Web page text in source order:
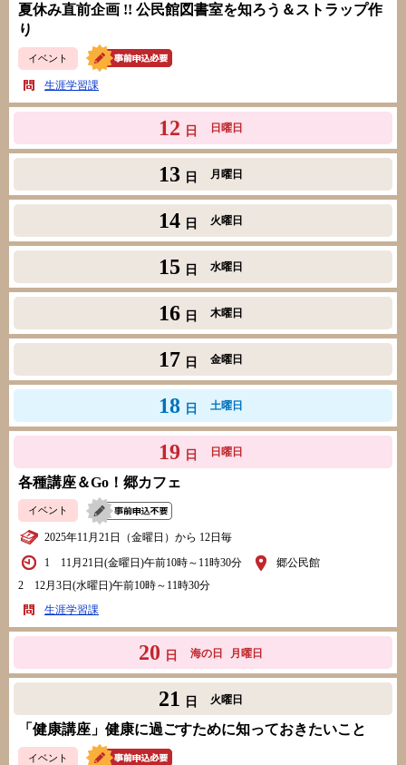
夏休み直前企画 !! 公民館図書室を知ろう＆ストラップ作
り
イベント
生涯学習課
12 日 日曜日
13 日 月曜日
14 日 火曜日
15 日 水曜日
16 日 木曜日
17 日 金曜日
18 日 土曜日
19 日 日曜日
各種講座＆Go！郷カフェ
イベント
2025年11月21日（金曜日）から 12日毎
1 11月21日(金曜日)午前10時～11時30分
2 12月3日(水曜日)午前10時～11時30分
郷公民館
生涯学習課
20 日 海の日 月曜日
21 日 火曜日
「健康講座」健康に過ごすために知っておきたいこと
イベント